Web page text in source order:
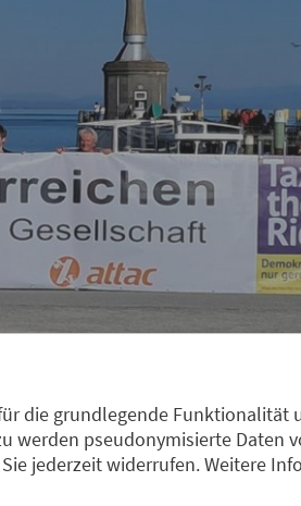
die grundlegende Funktionalität
werden pseudonymisierte Daten
jederzeit widerrufen. Weitere